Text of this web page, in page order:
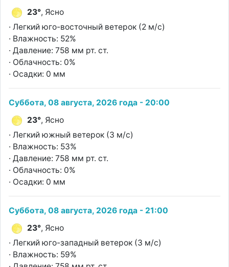
23°, Ясно
· Легкий юго-восточный ветерок (2 м/с)
· Влажность: 52%
· Давление: 758 мм рт. ст.
· Облачность: 0%
· Осадки: 0 мм
Суббота, 08 августа, 2026 года - 20:00
23°, Ясно
· Легкий южный ветерок (3 м/с)
· Влажность: 53%
· Давление: 758 мм рт. ст.
· Облачность: 0%
· Осадки: 0 мм
Суббота, 08 августа, 2026 года - 21:00
23°, Ясно
· Легкий юго-западный ветерок (3 м/с)
· Влажность: 59%